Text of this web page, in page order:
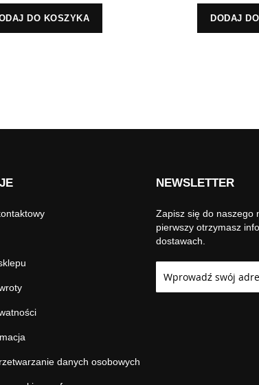
DO KOSZYKA DODAJ
danych osobowych
NEWSLETTER
Zapisz się do naszego
pierwszy otrzymasz
dostawach.
nasz
newsletter: